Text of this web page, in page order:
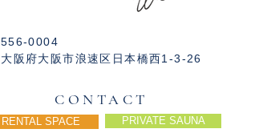
556-0004
大阪府大阪市浪速区日本橋西1-3-26
CONTACT
RENTAL SPACE PRIVATE SAUNA